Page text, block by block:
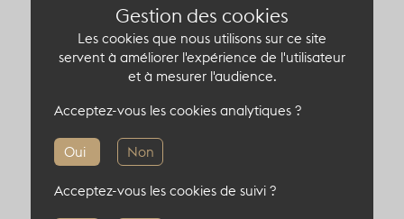
prolonger vos rencontres et soirées dans une
ambiance conviviale et festive.
Capacité du lieu atypique
150 pers en théâtre
150 pers en diner
Gestion des cookies
Les cookies que nous utilisons sur ce site
servent à améliorer l'expérience de l'utilisateur
et à mesurer l'audience.
Oui Non
Acceptez-vous les cookies analytiques ?
Acceptez-vous les cookies de suivi ?